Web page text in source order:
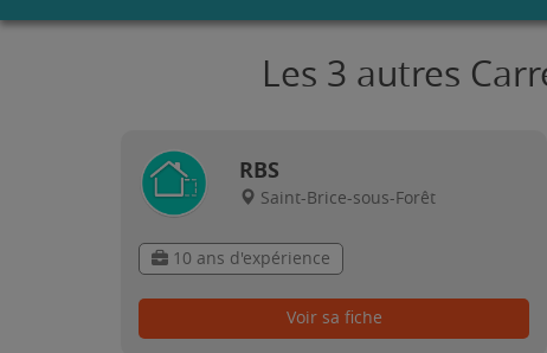
Les 3 autres
RBS
Saint-Brice-sous-Forêt
10 ans d'expérience
Voir sa fiche